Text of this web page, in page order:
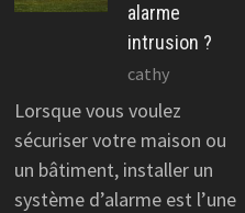
alarme
intrusion ?
cathy
Lorsque vous voulez
sécuriser votre maison ou
un bâtiment, installer un
système d’alarme est l’une